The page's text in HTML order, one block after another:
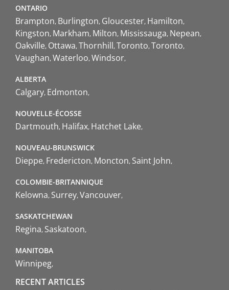
ONTARIO
Brampton Burlington Gloucester Hamilton
Kingston Markham Milton Mississauga Nepean
Oakville Ottawa Thornhill Toronto Toronto
Vaughan Waterloo Windsor
ALBERTA
Calgary Edmonton
NOUVELLE-ÉCOSSE
Dartmouth Halifax Hatchet Lake
NOUVEAU-BRUNSWICK
Dieppe Fredericton Moncton Saint John
COLOMBIE-BRITANNIQUE
Kelowna Surrey Vancouver
SASKATCHEWAN
Regina Saskatoon
MANITOBA
Winnipeg
RECENT ARTICLES